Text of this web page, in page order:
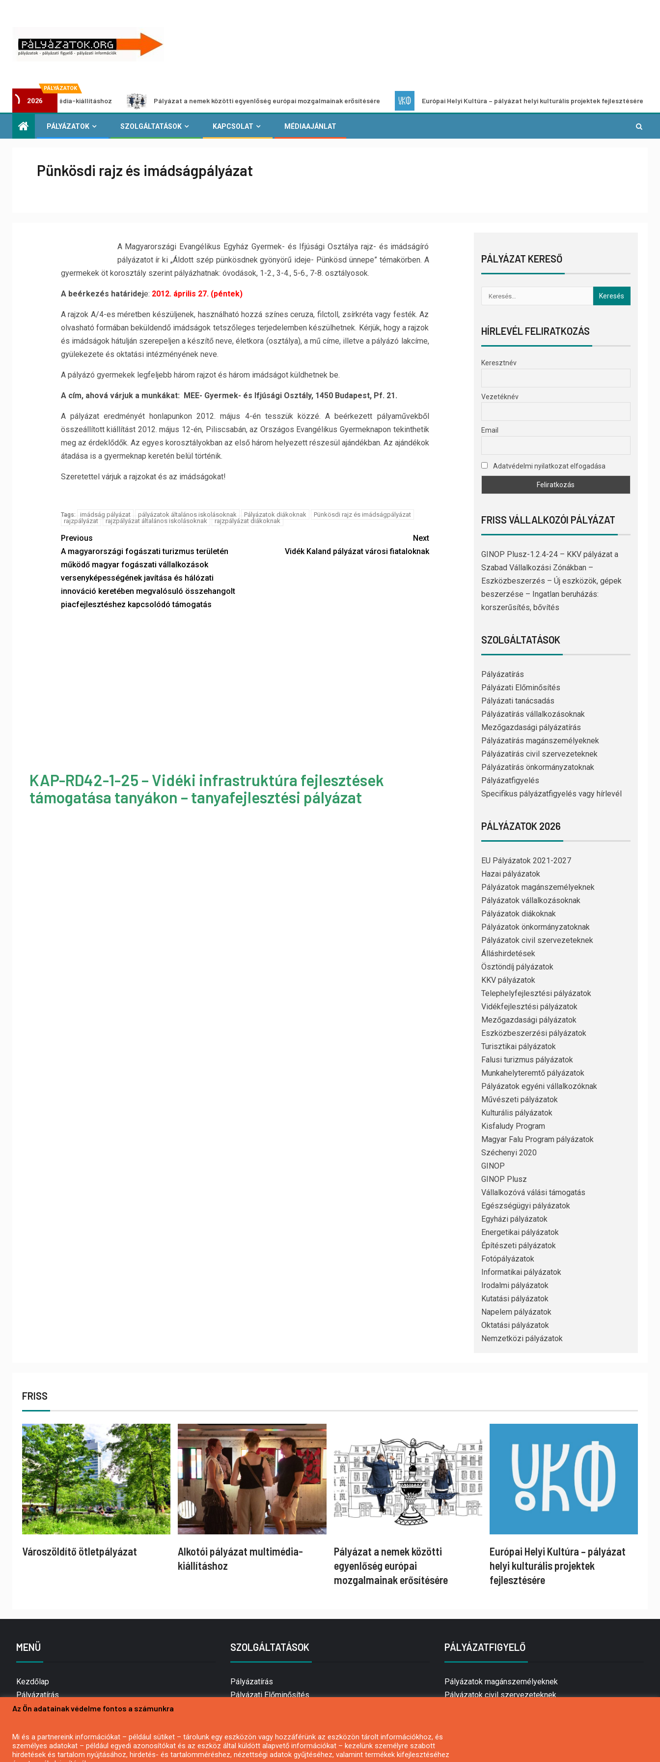
PÁLYÁZATOK
2026
multimédia-kiállításhoz Pályázat a nemek közötti egyenlőség európai mozgalmainak erősítésére Európai Helyi Kultúra – pályázat helyi kulturális projektek fejlesztésére
PÁLYÁZATOK SZOLGÁLTATÁSOK KAPCSOLAT MÉDIAAJÁNLAT
Pünkösdi rajz és imádságpályázat
A Magyarországi Evangélikus Egyház Gyermek- és Ifjúsági Osztálya rajz- és imádságíró
pályázatot ír ki „Áldott szép pünkösdnek gyönyörű ideje- Pünkösd ünnepe” témakörben. A
gyermekek öt korosztály szerint pályázhatnak: óvodások, 1-2., 3-4., 5-6., 7-8. osztályosok.
A beérkezés határideje: 2012. április 27. (péntek)
A rajzok A/4-es méretben készüljenek, használható hozzá színes ceruza, filctoll, zsírkréta vagy festék. Az
olvasható formában beküldendő imádságok tetszőleges terjedelemben készülhetnek. Kérjük, hogy a rajzok
és imádságok hátulján szerepeljen a készítő neve, életkora (osztálya), a mű címe, illetve a pályázó lakcíme,
gyülekezete és oktatási intézményének neve.
A pályázó gyermekek legfeljebb három rajzot és három imádságot küldhetnek be.
A cím, ahová várjuk a munkákat: MEE- Gyermek- és Ifjúsági Osztály, 1450 Budapest, Pf. 21.
A pályázat eredményét honlapunkon 2012. május 4-én tesszük közzé. A beérkezett pályaművekből
összeállított kiállítást 2012. május 12-én, Piliscsabán, az Országos Evangélikus Gyermeknapon tekinthetik
meg az érdeklődők. Az egyes korosztályokban az első három helyezett részesül ajándékban. Az ajándékok
átadása is a gyermeknap keretén belül történik.
Szeretettel várjuk a rajzokat és az imádságokat!
Tags: imádság pályázat pályázatok általános iskolásoknak Pályázatok diákoknak
Pünkösdi rajz és imádságpályázat
rajzpályázat
rajzpályázat általános iskolásoknak rajzpályázat diákoknak
Previous
A magyarországi fogászati turizmus területén
működő magyar fogászati vállalkozások
versenyképességének javítása és hálózati
innováció keretében megvalósuló összehangolt
piacfejlesztéshez kapcsolódó támogatás
Next
Vidék Kaland pályázat városi fiataloknak
KAP-RD42-1-25 – Vidéki infrastruktúra fejlesztések
támogatása tanyákon – tanyafejlesztési pályázat
PÁLYÁZAT KERESŐ
HÍRLEVÉL FELIRATKOZÁS
Keresztnév
Vezetéknév
Email
Adatvédelmi nyilatkozat elfogadása
FRISS VÁLLALKOZÓI PÁLYÁZAT
GINOP Plusz-1.2.4-24 – KKV pályázat a
Szabad Vállalkozási Zónákban –
Eszközbeszerzés – Új eszközök, gépek
beszerzése – Ingatlan beruházás:
korszerűsítés, bővítés
SZOLGÁLTATÁSOK
Pályázatírás
Pályázati Előminősítés
Pályázati tanácsadás
Pályázatírás vállalkozásoknak
Mezőgazdasági pályázatírás
Pályázatírás magánszemélyeknek
Pályázatírás civil szervezeteknek
Pályázatírás önkormányzatoknak
Pályázatfigyelés
Specifikus pályázatfigyelés vagy hírlevél
PÁLYÁZATOK 2026
EU Pályázatok 2021-2027
Hazai pályázatok
Pályázatok magánszemélyeknek
Pályázatok vállalkozásoknak
Pályázatok diákoknak
Pályázatok önkormányzatoknak
Pályázatok civil szervezeteknek
Álláshirdetések
Ösztöndíj pályázatok
KKV pályázatok
Telephelyfejlesztési pályázatok
Vidékfejlesztési pályázatok
Mezőgazdasági pályázatok
Eszközbeszerzési pályázatok
Turisztikai pályázatok
Falusi turizmus pályázatok
Munkahelyteremtő pályázatok
Pályázatok egyéni vállalkozóknak
Művészeti pályázatok
Kulturális pályázatok
Kisfaludy Program
Magyar Falu Program pályázatok
Széchenyi 2020
GINOP
GINOP Plusz
Vállalkozóvá válási támogatás
Egészségügyi pályázatok
Egyházi pályázatok
Energetikai pályázatok
Építészeti pályázatok
Fotópályázatok
Informatikai pályázatok
Irodalmi pályázatok
Kutatási pályázatok
Napelem pályázatok
Oktatási pályázatok
Nemzetközi pályázatok
FRISS
Városzöldítő ötletpályázat
Alkotói pályázat multimédia-
kiállításhoz
Pályázat a nemek közötti
egyenlőség európai
mozgalmainak erősítésére
Európai Helyi Kultúra – pályázat
helyi kulturális projektek
fejlesztésére
MENÜ
Kezdőlap
Pályázatírás
Bemutatkozás
Hírlevél feliratkozás
Impresszum
SZOLGÁLTATÁSOK
Pályázatírás
Pályázati Előminősítés
Mezőgazdasági pályázatírás
Pályázatírás magánszemélyeknek
PÁLYÁZATFIGYELŐ
Pályázatok magánszemélyeknek
Pályázatok civil szervezeteknek
Az Ön adatainak védelme fontos a számunkra
Mi és a partnereink információkat – például sütiket – tárolunk egy eszközön vagy hozzáférünk az eszközön tárolt információkhoz, és
személyes adatokat – például egyedi azonosítókat és az eszköz által küldött alapvető információkat – kezelünk személyre szabott
hirdetések és tartalom nyújtásához, hirdetés- és tartalomméréshez, nézettségi adatok gyűjtéséhez, valamint termékek kifejlesztéséhez